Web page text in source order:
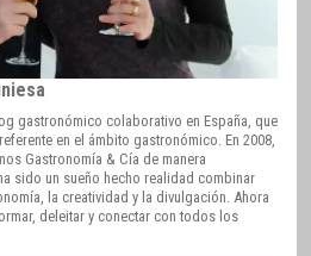
gastronómico colaborativo en España, que
en el ámbito gastronómico. En 2008,
Gastronomía & Cía de manera
sido un sueño hecho realidad combinar
la creatividad y la divulgación. Ahora
deleitar y conectar con todos los